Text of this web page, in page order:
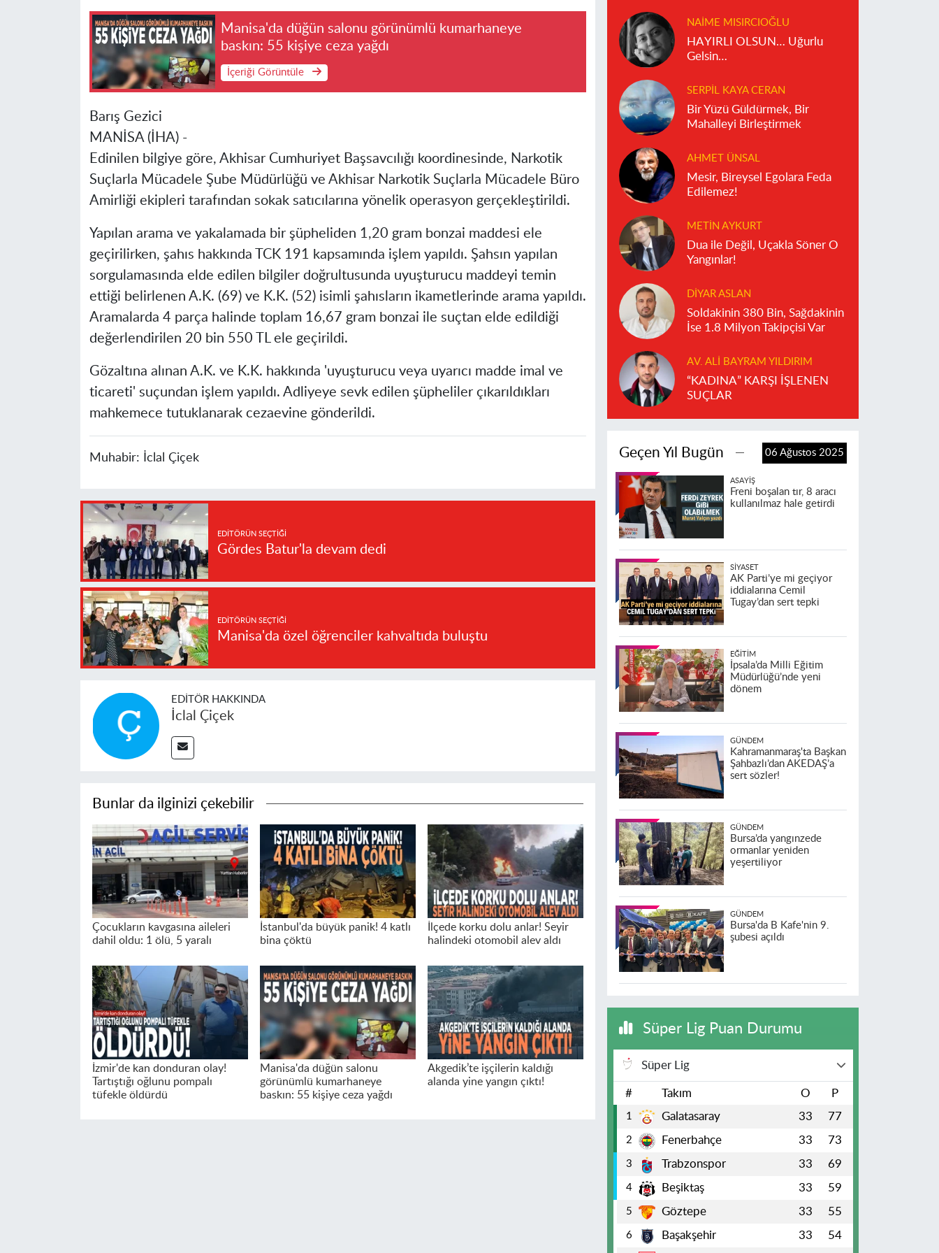
Manisa'da düğün salonu görünümlü kumarhaneye
baskın: 55 kişiye ceza yağdı
İçeriği Görüntüle
Barış Gezici
MANİSA (İHA) -
Edinilen bilgiye göre, Akhisar Cumhuriyet Başsavcılığı koordinesinde, Narkotik
Suçlarla Mücadele Şube Müdürlüğü ve Akhisar Narkotik Suçlarla Mücadele Büro
Amirliği ekipleri tarafından sokak satıcılarına yönelik operasyon gerçekleştirildi.
Yapılan arama ve yakalamada bir şüpheliden 1,20 gram bonzai maddesi ele
geçirilirken, şahıs hakkında TCK 191 kapsamında işlem yapıldı. Şahsın yapılan
sorgulamasında elde edilen bilgiler doğrultusunda uyuşturucu maddeyi temin
ettiği belirlenen A.K. (69) ve K.K. (52) isimli şahısların ikametlerinde arama yapıldı.
Aramalarda 4 parça halinde toplam 16,67 gram bonzai ile suçtan elde edildiği
değerlendirilen 20 bin 550 TL ele geçirildi.
Gözaltına alınan A.K. ve K.K. hakkında 'uyuşturucu veya uyarıcı madde imal ve
ticareti' suçundan işlem yapıldı. Adliyeye sevk edilen şüpheliler çıkarıldıkları
mahkemece tutuklanarak cezaevine gönderildi.
Muhabir: İclal Çiçek
EDITÖRÜN SEÇTIĞI
Gördes Batur'la devam dedi
EDITÖRÜN SEÇTIĞI
Manisa'da özel öğrenciler kahvaltıda buluştu
EDITÖR HAKKINDA
İclal Çiçek
Bunlar da ilginizi çekebilir
Çocukların kavgasına aileleri
dahil oldu: 1 ölü, 5 yaralı
İstanbul'da büyük panik! 4 katlı
bina çöktü
İlçede korku dolu anlar! Seyir
halindeki otomobil alev aldı
İzmir'de kan donduran olay!
Tartıştığı oğlunu pompalı
tüfekle öldürdü
Manisa'da düğün salonu
görünümlü kumarhaneye
baskın: 55 kişiye ceza yağdı
Akgedik’te işçilerin kaldığı
alanda yine yangın çıktı!
NAIME MISIRCIOĞLU
HAYIRLI OLSUN… Uğurlu
Gelsin…
SERPIL KAYA CERAN
Bir Yüzü Güldürmek, Bir
Mahalleyi Birleştirmek
AHMET ÜNSAL
Mesir, Bireysel Egolara Feda
Edilemez!
METIN AYKURT
Dua ile Değil, Uçakla Söner O
Yangınlar!
DIYAR ASLAN
Soldakinin 380 Bin, Sağdakinin
İse 1.8 Milyon Takipçisi Var
AV. ALI BAYRAM YILDIRIM
“KADINA” KARŞI İŞLENEN
SUÇLAR
Geçen Yıl Bugün 06 Ağustos 2025
ASAYIŞ
Freni boşalan tır, 8 aracı
kullanılmaz hale getirdi
SIYASET
AK Parti’ye mi geçiyor
iddialarına Cemil
Tugay’dan sert tepki
EĞITIM
İpsala’da Milli Eğitim
Müdürlüğü’nde yeni
dönem
GÜNDEM
Kahramanmaraş'ta Başkan
Şahbazlı’dan AKEDAŞ’a
sert sözler!
GÜNDEM
Bursa’da yangınzede
ormanlar yeniden
yeşertiliyor
GÜNDEM
Bursa'da B Kafe'nin 9.
şubesi açıldı
Süper Lig Puan Durumu
Süper Lig
# Takım O P
1 Galatasaray 33 77
2 Fenerbahçe 33 73
3 Trabzonspor 33 69
4 Beşiktaş 33 59
5 Göztepe 33 55
6 Başakşehir 33 54